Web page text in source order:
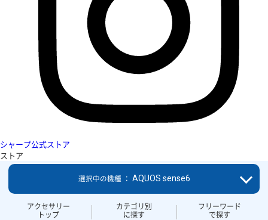
シャープ公式ストア
ストア
アクセサリー
トップ
カテゴリ別
に探す
フリーワード
で探す
選択中の機種 ： AQUOS sense6